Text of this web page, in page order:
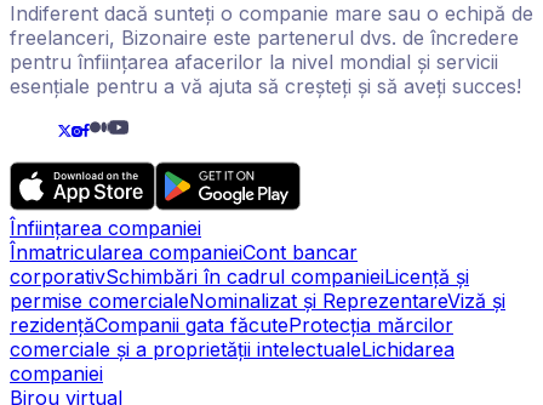
Indiferent dacă sunteți o companie mare sau o echipă de
freelanceri, Bizonaire este partenerul dvs. de încredere
pentru înființarea afacerilor la nivel mondial și servicii
esențiale pentru a vă ajuta să creșteți și să aveți succes!
Înființarea companiei
Înmatricularea companieiCont bancar
corporativSchimbări în cadrul companieiLicență și
permise comercialeNominalizat și ReprezentareViză și
rezidențăCompanii gata făcuteProtecția mărcilor
comerciale și a proprietății intelectualeLichidarea
companiei
Birou virtual